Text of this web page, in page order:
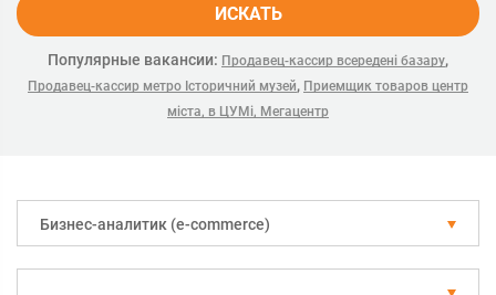
ИСКАТЬ
Популярные вакансии: Продавец-кассир всередені базару,
Продавец-кассир метро Історичний музей, Приемщик товаров центр
міста, в ЦУМі, Мегацентр
Бизнес-аналитик (e-commerce)